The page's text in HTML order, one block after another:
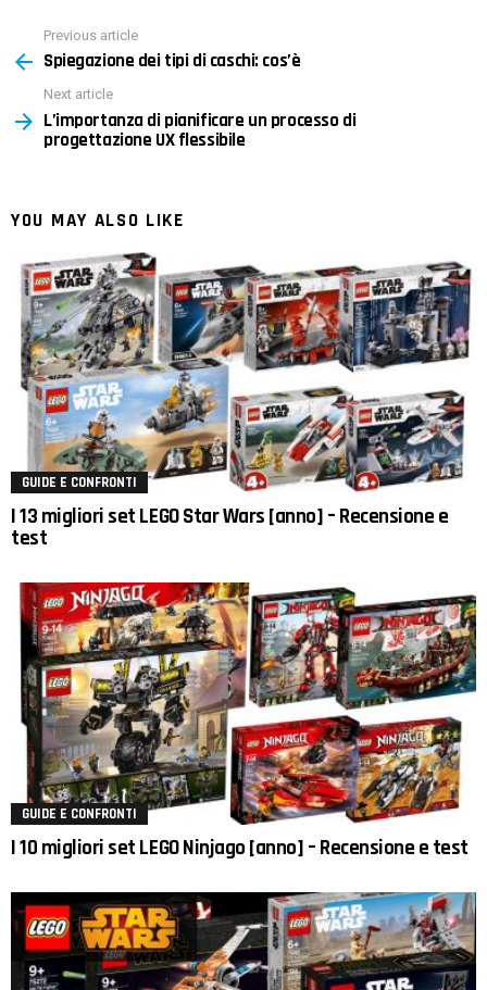
more
Previous article
Spiegazione dei tipi di caschi: cos’è
Next article
L’importanza di pianificare un processo di
progettazione UX flessibile
YOU MAY ALSO LIKE
GUIDE E CONFRONTI
I 13 migliori set LEGO Star Wars [anno] – Recensione e
test
GUIDE E CONFRONTI
I 10 migliori set LEGO Ninjago [anno] – Recensione e test